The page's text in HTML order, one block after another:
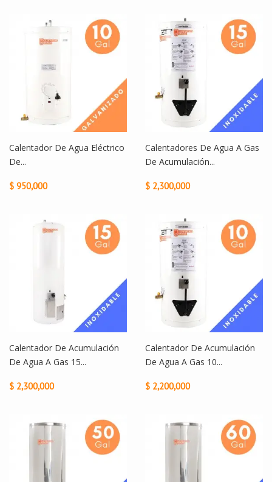
Calentador De Agua Eléctrico
De...
$ 950,000
Calentadores De Agua A Gas
De Acumulación...
$ 2,300,000
Calentador De Acumulación
De Agua A Gas 15...
$ 2,300,000
Calentador De Acumulación
De Agua A Gas 10...
$ 2,200,000